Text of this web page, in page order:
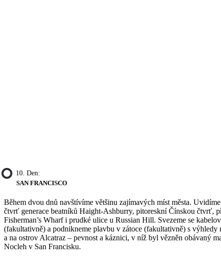
10. Den:
SAN FRANCISCO
Během dvou dnů navštívíme většinu zajímavých míst města.
čtvrť generace beatníků Haight-Ashburry, pitoreskní Čínskou čtvrť,
Fisherman’s Wharf i prudké ulice u Russian Hill. Svezeme se
(fakultativně) a podnikneme plavbu v zátoce (fakultativně) s výhledy
a na ostrov Alcatraz – pevnost a káznici, v níž byl vězněn obávaný
Nocleh v San Francisku.